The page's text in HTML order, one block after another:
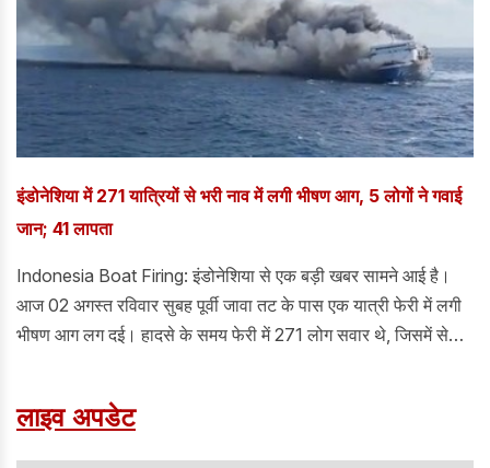
इंडोनेशिया में 271 यात्रियों से भरी नाव में लगी भीषण आग, 5 लोगों ने गवाई
जान; 41 लापता
Indonesia Boat Firing: इंडोनेशिया से एक बड़ी खबर सामने आई है।
आज 02 अगस्त रविवार सुबह पूर्वी जावा तट के पास एक यात्री फेरी में लगी
भीषण आग लग दई। हादसे के समय फेरी में 271 लोग सवार थे, जिसमें से
बताए जा रहे हैं।
लाइव अपडेट